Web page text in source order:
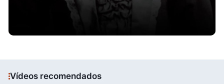
Vídeos recomendados